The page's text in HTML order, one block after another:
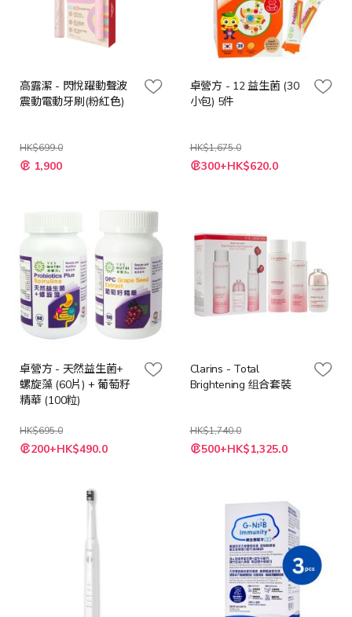
高露潔 - 閃悅躍動聲波
震動電動牙刷(粉紅色)
HK$699.0
特
殊 1,900
卓營方 - 12 益生菌 (30
小包) 5件
HK$1,675.0
特
殊 300+HK$620.0
卓營方 - 天然益生菌+
螺旋藻 (60片) + 葡萄籽
精華 (100粒)
HK$695.0
特
殊 200+HK$490.0
Clarins - Total
Brightening 组合套裝
HK$1,740.0
特
殊 500+HK$1,325.0